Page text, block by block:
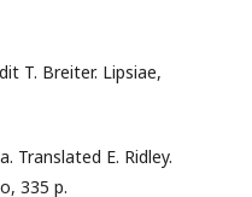
T. Breiter. Lipsiae,
Translated E. Ridley.
335 p.